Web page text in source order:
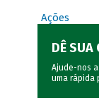
Ações
DÊ SUA
Ajude-nos
uma rápida